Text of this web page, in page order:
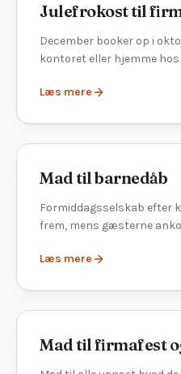
Julefrokost til
December booker op i
kontoret eller hjemme hos
Læs mere
Mad til barnedåb
Formiddagsselskab efter
frem, mens gæsterne
Læs mere
Mad til firmafest